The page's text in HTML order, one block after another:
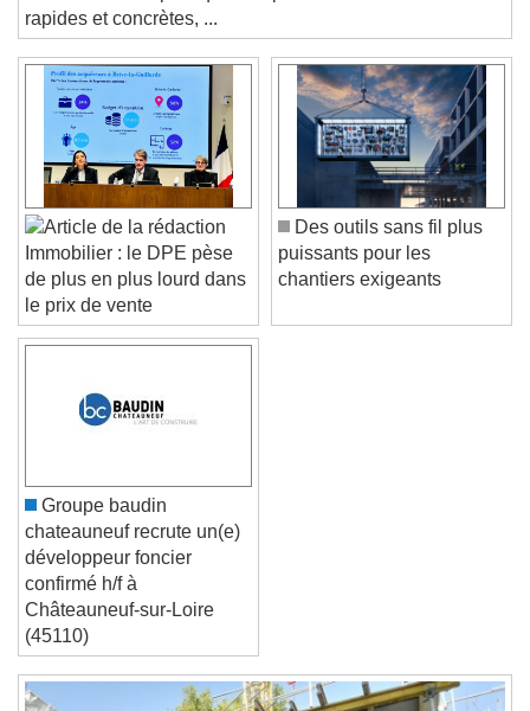
Text
Color
Text Background
Color Opacity
Caption Area Background
Color Opacity
Font Size
Reset
Done
Close Modal Dialog
End of dialog window.
demandent aux politiques de prendre des décisions
rapides et concrètes, ...
Immobilier : le DPE pèse
de plus en plus lourd dans
le prix de vente
Des outils sans fil plus
puissants pour les
Groupe baudin
chateauneuf recrute un(e)
développeur foncier
confirmé h/f à
Châteauneuf-sur-Loire
(45110)